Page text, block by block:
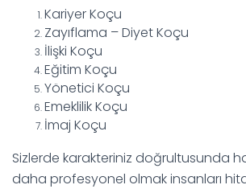
Kariyer Koçu
Zayıflama – Diyet Koçu
İlişki Koçu
Eğitim Koçu
Yönetici Koçu
Emeklilik Koçu
İmaj Koçu
Sizlerde karakteriniz doğrultusunda
daha profesyonel olmak insanları